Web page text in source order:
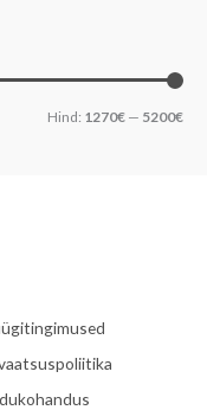
Hind: 1270€ — 5200€